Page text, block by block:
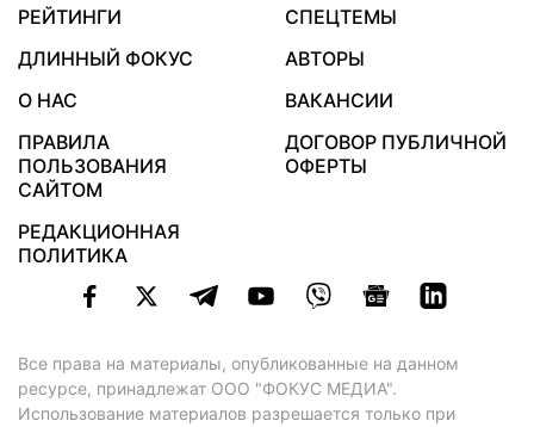
РЕЙТИНГИ
СПЕЦТЕМЫ
ДЛИННЫЙ ФОКУС
АВТОРЫ
О НАС
ВАКАНСИИ
ПРАВИЛА
ПОЛЬЗОВАНИЯ
САЙТОМ
ДОГОВОР ПУБЛИЧНОЙ
ОФЕРТЫ
РЕДАКЦИОННАЯ
ПОЛИТИКА
Все права на материалы, опубликованные на данном
ресурсе, принадлежат ООО "ФОКУС МЕДИА".
Использование материалов разрешается только при